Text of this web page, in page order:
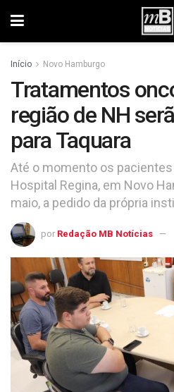
Início Novo Hamburgo
Tratamentos
região de NH
para Taquara
Até o momento os
Hospital Regina, em Novo
maio, a pedido da própria
por Redação MB Notícias